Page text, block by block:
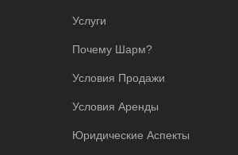
Услуги
Почему Шарм?
Условия Продажи
Условия Аренды
Юридические Аспекты